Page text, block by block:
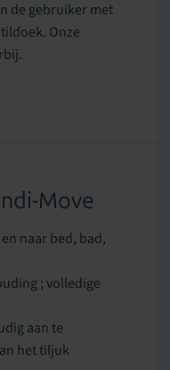
de gebruiker met
Onze
Move
naar bed, bad,
; volledige
aan te
het tiljuk